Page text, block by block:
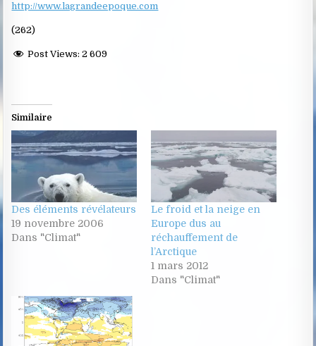
http://www.lagrandeepoque.com
(262)
Post Views: 2 609
Similaire
Des éléments révélateurs
19 novembre 2006
Dans "Climat"
Le froid et la neige en
Europe dus au
réchauffement de
l’Arctique
1 mars 2012
Dans "Climat"